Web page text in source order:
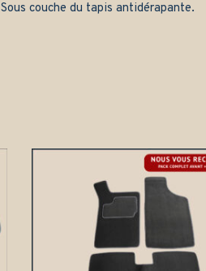
Sous couche du tapis antidérapante.